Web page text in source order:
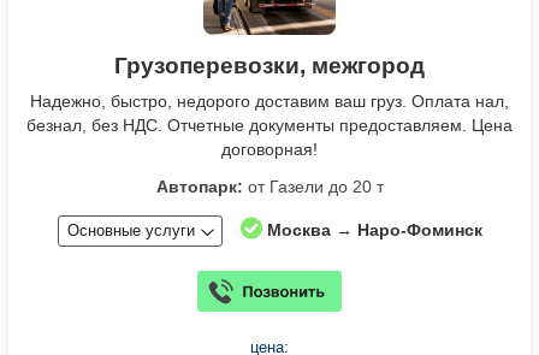
Грузоперевозки, межгород
Надежно, быстро, недорого доставим ваш груз. Оплата нал,
безнал, без НДС. Отчетные документы предоставляем. Цена
договорная!
Автопарк: от Газели до 20 т
Основные услуги Москва → Наро-Фоминск
цена: